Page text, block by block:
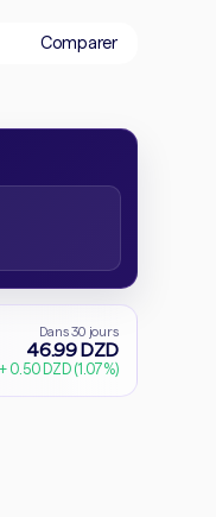
Comparer
Dans 30 jours
46.99 DZD
+ 0.50 DZD (1.07%)